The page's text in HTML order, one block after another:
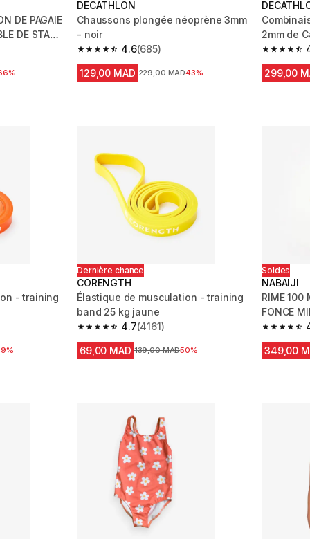
DE PAGAIE
DE STAND
reviews
DECATHLON
Chaussons plongée néoprène 3mm
- noir
4.6
4.6 out of 5 stars from 685 reviews
(685)
129,00 MAD Prix avant la réduction
229,00 MAD43%
2mm de
paddle
4.2 out of
299,00
- training
reviews
Dernière chance
CORENGTH
Élastique de musculation - training
band 25 kg jaune
4.7
4.7 out of 5 stars from 4161 reviews
(4161)
69,00 MAD Prix avant la réduction
139,00 MAD50%
Soldes
NABAIJI
RIME 100
FONCE
4.3 out of
349,00